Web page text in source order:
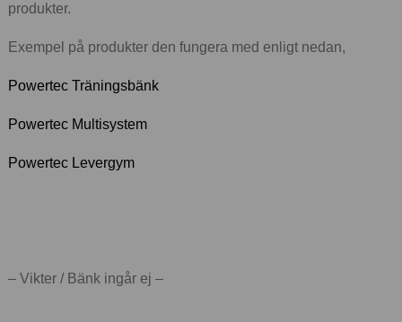
produkter.
Exempel på produkter den fungera med enligt nedan,
Powertec Träningsbänk
Powertec Multisystem
Powertec Levergym
– Vikter / Bänk ingår ej –